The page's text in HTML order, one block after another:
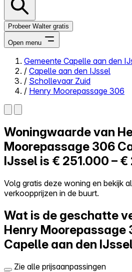
Probeer Walter gratis
Open menu
Close menu
Zelf kopen
Alles-in-één
Reviews
Prijzen
Log in
Probeer Walter gratis
Gemeente Capelle aan den
/ Capelle aan den IJssel
/ Schollevaar Zuid
/ Henry Moorepassage 306
Woningwaarde van
Moorepassage 306
IJssel is € 251.000 –
Volg gratis deze woning en bekijk
verkoopprijzen in de buurt.
Wat is de geschatte
Henry Moorepassage
Capelle aan den
Zie alle prijsaanpassingen